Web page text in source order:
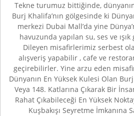
Tekne turumuz bittiğinde,
Burj Khalifa’nın gölgesinde ki
merkezi Dubai Mall’da yine
havuzunda yapılan su, ses ve
Dileyen misafirlerimiz serbest
alışveriş yapabilir , cafe ve
geçirebilirler. Yine arzu eden
Dünyanın En Yüksek Kulesi Olan
Veya 148. Katlarına Çıkarak Bir
Rahat Çıkabileceği En Yüksek
Kuşbakışı Seyretme İmkanına